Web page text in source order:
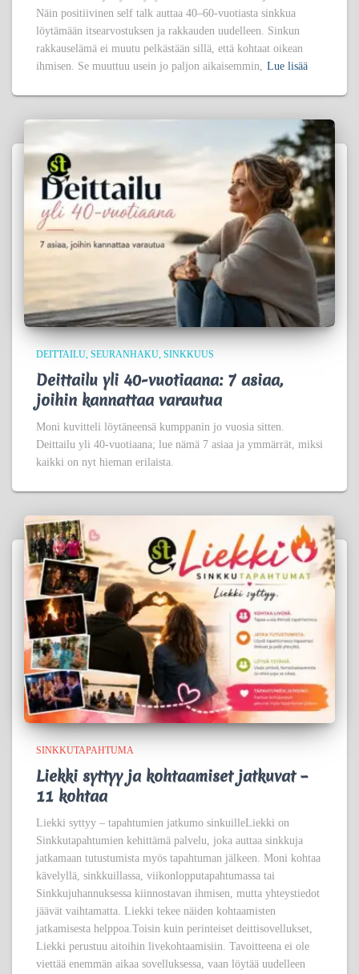
Näin positiivinen self talk auttaa 40–60-vuotiasta sinkkua
löytämään itsearvostuksen ja rakkauden uudelleen. Sinkun
rakkauselämä ei muutu pelkästään sillä, että kohtaat oikean
ihmisen. Se muuttuu usein jo paljon aikaisemmin, Lue lisää
DEITTAILU SEURANHAKU SINKKUUS
Deittailu yli 40-vuotiaana: 7 asiaa,
joihin kannattaa varautua
Moni kuvitteli löytäneensä kumppanin jo vuosia sitten.
Deittailu yli 40-vuotiaana; lue nämä 7 asiaa ja ymmärrät, miksi
kaikki on nyt hieman erilaista.
SINKKUTAPAHTUMA
Liekki syttyy ja kohtaamiset jatkuvat –
11 kohtaa
Liekki syttyy – tapahtumien jatkumo sinkuilleLiekki on
Sinkkutapahtumien kehittämä palvelu, joka auttaa sinkkuja
jatkamaan tutustumista myös tapahtuman jälkeen. Moni kohtaa
kävelyllä, sinkkuillassa, viikonlopputapahtumassa tai
Sinkkujuhannuksessa kiinnostavan ihmisen, mutta yhteystiedot
jäävät vaihtamatta. Liekki tekee näiden kohtaamisten
jatkamisesta helppoa.Toisin kuin perinteiset deittisovellukset,
Liekki perustuu aitoihin livekohtaamisiin. Tavoitteena ei ole
viettää enemmän aikaa sovelluksessa, vaan löytää uudelleen